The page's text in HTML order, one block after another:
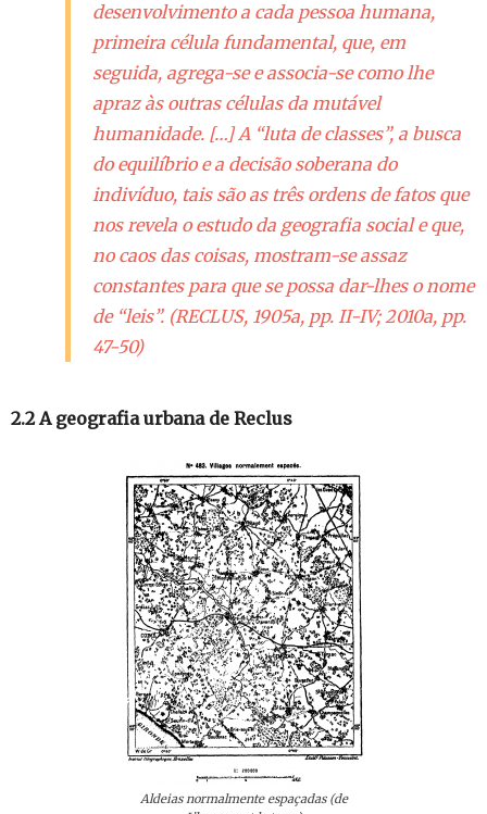
desenvolvimento a cada pessoa humana,
primeira célula fundamental, que, em
seguida, agrega-se e associa-se como lhe
apraz às outras células da mutável
humanidade. […] A “luta de classes”, a busca
do equilíbrio e a decisão soberana do
indivíduo, tais são as três ordens de fatos que
nos revela o estudo da geografia sociale que,
no caos das coisas, mostram-se assaz
constantes para que se possa dar-lhes o nome
de “leis”. (RECLUS, 1905a, pp. II-IV; 2010a, pp.
47-50)
2.2 A geografia urbana de Reclus
Aldeias normalmente espaçadas (de